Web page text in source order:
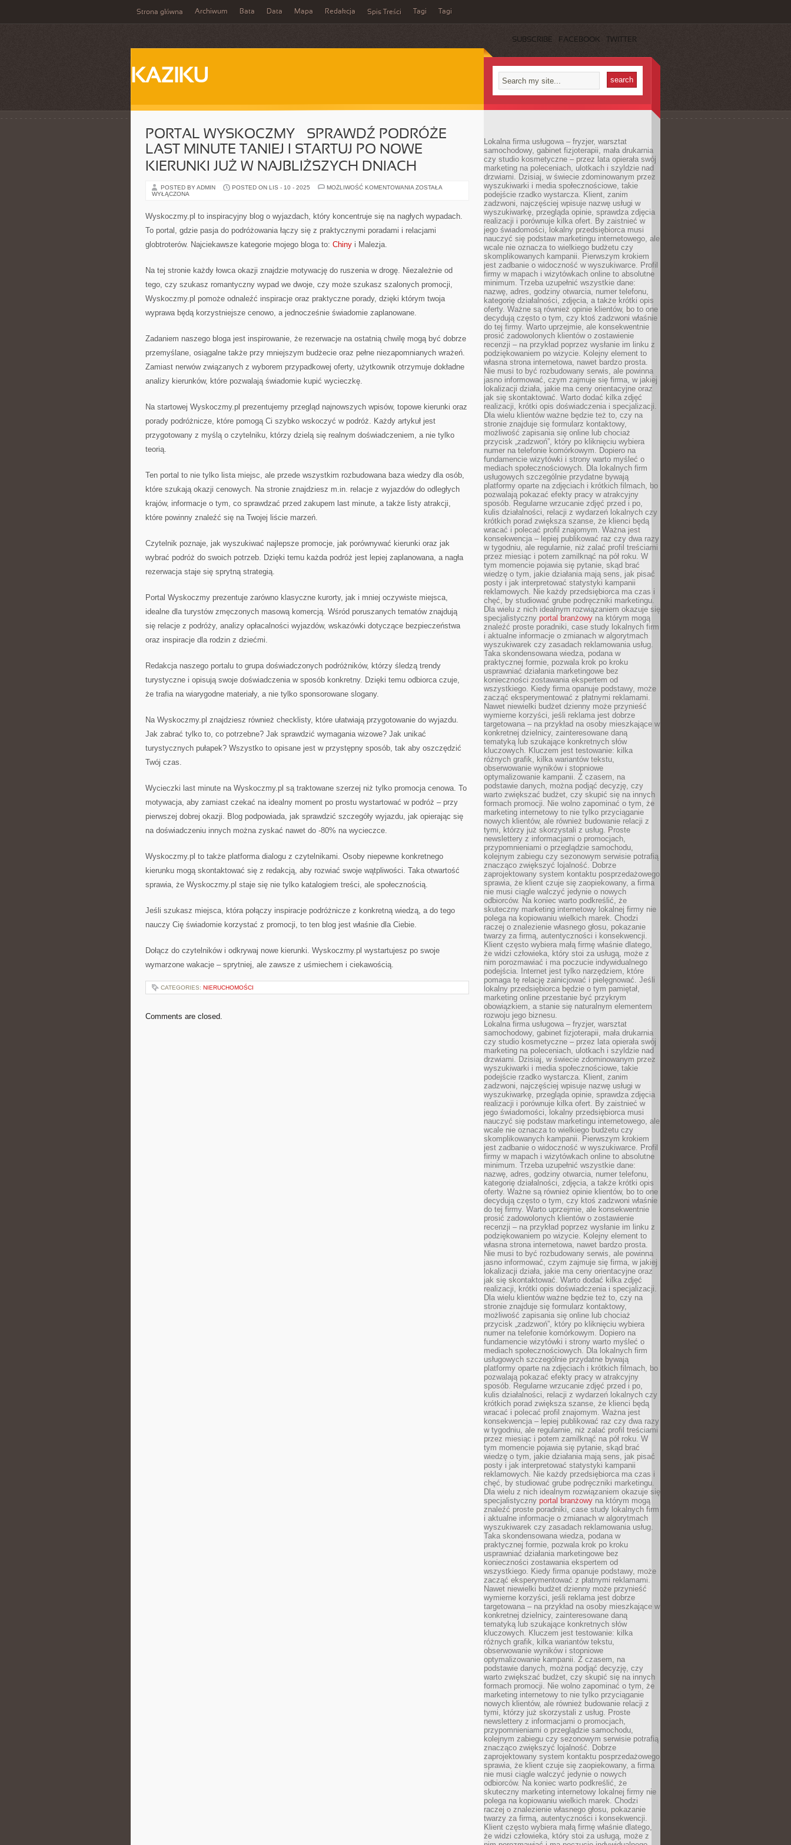
Strona główna Archiwum Bata Data Mapa Redakcja Spis Treści Tagi Tagi
SUBSCRIBE FACEBOOK TWITTER
KAZIKU
PORTAL WYSKOCZMY – SPRAWDŹ PODRÓŻE
LAST MINUTE TANIEJ I STARTUJ PO NOWE
KIERUNKI JUŻ W NAJBLIŻSZYCH DNIACH
POSTED BY ADMIN POSTED ON LIS - 10 - 2025 MOŻLIWOŚĆ KOMENTOWANIA PORTAL
PODRÓŻE
LAST
TANIEJ
JUŻ
NAJBLIŻSZYCH
DNIACH
ZOSTAŁA
WYŁĄCZONA
Wyskoczmy.pl to inspiracyjny blog o wyjazdach, który koncentruje się na nagłych wypadach.
To portal, gdzie pasja do podróżowania łączy się z praktycznymi poradami i relacjami
globtroterów. Najciekawsze kategorie mojego bloga to: Chiny i Malezja.
Na tej stronie każdy łowca okazji znajdzie motywację do ruszenia w drogę. Niezależnie od
tego, czy szukasz romantyczny wypad we dwoje, czy może szukasz szalonych promocji,
Wyskoczmy.pl pomoże odnaleźć inspiracje oraz praktyczne porady, dzięki którym twoja
wyprawa będą korzystniejsze cenowo, a jednocześnie świadomie zaplanowane.
Zadaniem naszego bloga jest inspirowanie, że rezerwacje na ostatnią chwilę mogą być dobrze
przemyślane, osiągalne także przy mniejszym budżecie oraz pełne niezapomnianych wrażeń.
Zamiast nerwów związanych z wyborem przypadkowej oferty, użytkownik otrzymuje dokładne
analizy kierunków, które pozwalają świadomie kupić wycieczkę.
Na startowej Wyskoczmy.pl prezentujemy przegląd najnowszych wpisów, topowe kierunki oraz
porady podróżnicze, które pomogą Ci szybko wskoczyć w podróż. Każdy artykuł jest
przygotowany z myślą o czytelniku, którzy dzielą się realnym doświadczeniem, a nie tylko
teorią.
Ten portal to nie tylko lista miejsc, ale przede wszystkim rozbudowana baza wiedzy dla osób,
które szukają okazji cenowych. Na stronie znajdziesz m.in. relacje z wyjazdów do odległych
krajów, informacje o tym, co sprawdzać przed zakupem last minute, a także listy atrakcji,
które powinny znaleźć się na Twojej liście marzeń.
Czytelnik poznaje, jak wyszukiwać najlepsze promocje, jak porównywać kierunki oraz jak
wybrać podróż do swoich potrzeb. Dzięki temu każda podróż jest lepiej zaplanowana, a nagła
rezerwacja staje się sprytną strategią.
Portal Wyskoczmy prezentuje zarówno klasyczne kurorty, jak i mniej oczywiste miejsca,
idealne dla turystów zmęczonych masową komercją. Wśród poruszanych tematów znajdują
się relacje z podróży, analizy opłacalności wyjazdów, wskazówki dotyczące bezpieczeństwa
oraz inspiracje dla rodzin z dziećmi.
Redakcja naszego portalu to grupa doświadczonych podróżników, którzy śledzą trendy
turystyczne i opisują swoje doświadczenia w sposób konkretny. Dzięki temu odbiorca czuje,
że trafia na wiarygodne materiały, a nie tylko sponsorowane slogany.
Na Wyskoczmy.pl znajdziesz również checklisty, które ułatwiają przygotowanie do wyjazdu.
Jak zabrać tylko to, co potrzebne? Jak sprawdzić wymagania wizowe? Jak unikać
turystycznych pułapek? Wszystko to opisane jest w przystępny sposób, tak aby oszczędzić
Twój czas.
Wycieczki last minute na Wyskoczmy.pl są traktowane szerzej niż tylko promocja cenowa. To
motywacja, aby zamiast czekać na idealny moment po prostu wystartować w podróż – przy
pierwszej dobrej okazji. Blog podpowiada, jak sprawdzić szczegóły wyjazdu, jak opierając się
na doświadczeniu innych można zyskać nawet do -80% na wycieczce.
Wyskoczmy.pl to także platforma dialogu z czytelnikami. Osoby niepewne konkretnego
kierunku mogą skontaktować się z redakcją, aby rozwiać swoje wątpliwości. Taka otwartość
sprawia, że Wyskoczmy.pl staje się nie tylko katalogiem treści, ale społecznością.
Jeśli szukasz miejsca, która połączy inspiracje podróżnicze z konkretną wiedzą, a do tego
nauczy Cię świadomie korzystać z promocji, to ten blog jest właśnie dla Ciebie.
Dołącz do czytelników i odkrywaj nowe kierunki. Wyskoczmy.pl wystartujesz po swoje
wymarzone wakacje – sprytniej, ale zawsze z uśmiechem i ciekawością.
CATEGORIES: NIERUCHOMOŚCI
Comments are closed.
Lokalna firma usługowa – fryzjer, warsztat
samochodowy, gabinet fizjoterapii, mała drukarnia
czy studio kosmetyczne – przez lata opierała swój
marketing na poleceniach, ulotkach i szyldzie nad
drzwiami. Dzisiaj, w świecie zdominowanym przez
wyszukiwarki i media społecznościowe, takie
podejście rzadko wystarcza. Klient, zanim
zadzwoni, najczęściej wpisuje nazwę usługi w
wyszukiwarkę, przegląda opinie, sprawdza zdjęcia
realizacji i porównuje kilka ofert. By zaistnieć w
jego świadomości, lokalny przedsiębiorca musi
nauczyć się podstaw marketingu internetowego, ale
wcale nie oznacza to wielkiego budżetu czy
skomplikowanych kampanii. Pierwszym krokiem
jest zadbanie o widoczność w wyszukiwarce. Profil
firmy w mapach i wizytówkach online to absolutne
minimum. Trzeba uzupełnić wszystkie dane:
nazwę, adres, godziny otwarcia, numer telefonu,
kategorię działalności, zdjęcia, a także krótki opis
oferty. Ważne są również opinie klientów, bo to one
decydują często o tym, czy ktoś zadzwoni właśnie
do tej firmy. Warto uprzejmie, ale konsekwentnie
prosić zadowolonych klientów o zostawienie
recenzji – na przykład poprzez wysłanie im linku z
podziękowaniem po wizycie. Kolejny element to
własna strona internetowa, nawet bardzo prosta.
Nie musi to być rozbudowany serwis, ale powinna
jasno informować, czym zajmuje się firma, w jakiej
lokalizacji działa, jakie ma ceny orientacyjne oraz
jak się skontaktować. Warto dodać kilka zdjęć
realizacji, krótki opis doświadczenia i specjalizacji.
Dla wielu klientów ważne będzie też to, czy na
stronie znajduje się formularz kontaktowy,
możliwość zapisania się online lub chociaż
przycisk „zadzwoń”, który po kliknięciu wybiera
numer na telefonie komórkowym. Dopiero na
fundamencie wizytówki i strony warto myśleć o
mediach społecznościowych. Dla lokalnych firm
usługowych szczególnie przydatne bywają
platformy oparte na zdjęciach i krótkich filmach, bo
pozwalają pokazać efekty pracy w atrakcyjny
sposób. Regularne wrzucanie zdjęć przed i po,
kulis działalności, relacji z wydarzeń lokalnych czy
krótkich porad zwiększa szanse, że klienci będą
wracać i polecać profil znajomym. Ważna jest
konsekwencja – lepiej publikować raz czy dwa razy
w tygodniu, ale regularnie, niż zalać profil treściami
przez miesiąc i potem zamilknąć na pół roku. W
tym momencie pojawia się pytanie, skąd brać
wiedzę o tym, jakie działania mają sens, jak pisać
posty i jak interpretować statystyki kampanii
reklamowych. Nie każdy przedsiębiorca ma czas i
chęć, by studiować grube podręczniki marketingu.
Dla wielu z nich idealnym rozwiązaniem okazuje się
specjalistyczny portal branżowy na którym mogą
znaleźć proste poradniki, case study lokalnych firm
i aktualne informacje o zmianach w algorytmach
wyszukiwarek czy zasadach reklamowania usług.
Taka skondensowana wiedza, podana w
praktycznej formie, pozwala krok po kroku
usprawniać działania marketingowe bez
konieczności zostawania ekspertem od
wszystkiego. Kiedy firma opanuje podstawy, może
zacząć eksperymentować z płatnymi reklamami.
Nawet niewielki budżet dzienny może przynieść
wymierne korzyści, jeśli reklama jest dobrze
targetowana – na przykład na osoby mieszkające w
konkretnej dzielnicy, zainteresowane daną
tematyką lub szukające konkretnych słów
kluczowych. Kluczem jest testowanie: kilka
różnych grafik, kilka wariantów tekstu,
obserwowanie wyników i stopniowe
optymalizowanie kampanii. Z czasem, na
podstawie danych, można podjąć decyzję, czy
warto zwiększać budżet, czy skupić się na innych
formach promocji. Nie wolno zapominać o tym, że
marketing internetowy to nie tylko przyciąganie
nowych klientów, ale również budowanie relacji z
tymi, którzy już skorzystali z usług. Proste
newslettery z informacjami o promocjach,
przypomnieniami o przeglądzie samochodu,
kolejnym zabiegu czy sezonowym serwisie potrafią
znacząco zwiększyć lojalność. Dobrze
zaprojektowany system kontaktu posprzedażowego
sprawia, że klient czuje się zaopiekowany, a firma
nie musi ciągle walczyć jedynie o nowych
odbiorców. Na koniec warto podkreślić, że
skuteczny marketing internetowy lokalnej firmy nie
polega na kopiowaniu wielkich marek. Chodzi
raczej o znalezienie własnego głosu, pokazanie
twarzy za firmą, autentyczności i konsekwencji.
Klient często wybiera małą firmę właśnie dlatego,
że widzi człowieka, który stoi za usługą, może z
nim porozmawiać i ma poczucie indywidualnego
podejścia. Internet jest tylko narzędziem, które
pomaga tę relację zainicjować i pielęgnować. Jeśli
lokalny przedsiębiorca będzie o tym pamiętał,
marketing online przestanie być przykrym
obowiązkiem, a stanie się naturalnym elementem
rozwoju jego biznesu.
Lokalna firma usługowa – fryzjer, warsztat
samochodowy, gabinet fizjoterapii, mała drukarnia
czy studio kosmetyczne – przez lata opierała swój
marketing na poleceniach, ulotkach i szyldzie nad
drzwiami. Dzisiaj, w świecie zdominowanym przez
wyszukiwarki i media społecznościowe, takie
podejście rzadko wystarcza. Klient, zanim
zadzwoni, najczęściej wpisuje nazwę usługi w
wyszukiwarkę, przegląda opinie, sprawdza zdjęcia
realizacji i porównuje kilka ofert. By zaistnieć w
jego świadomości, lokalny przedsiębiorca musi
nauczyć się podstaw marketingu internetowego, ale
wcale nie oznacza to wielkiego budżetu czy
skomplikowanych kampanii. Pierwszym krokiem
jest zadbanie o widoczność w wyszukiwarce. Profil
firmy w mapach i wizytówkach online to absolutne
minimum. Trzeba uzupełnić wszystkie dane:
nazwę, adres, godziny otwarcia, numer telefonu,
kategorię działalności, zdjęcia, a także krótki opis
oferty. Ważne są również opinie klientów, bo to one
decydują często o tym, czy ktoś zadzwoni właśnie
do tej firmy. Warto uprzejmie, ale konsekwentnie
prosić zadowolonych klientów o zostawienie
recenzji – na przykład poprzez wysłanie im linku z
podziękowaniem po wizycie. Kolejny element to
własna strona internetowa, nawet bardzo prosta.
Nie musi to być rozbudowany serwis, ale powinna
jasno informować, czym zajmuje się firma, w jakiej
lokalizacji działa, jakie ma ceny orientacyjne oraz
jak się skontaktować. Warto dodać kilka zdjęć
realizacji, krótki opis doświadczenia i specjalizacji.
Dla wielu klientów ważne będzie też to, czy na
stronie znajduje się formularz kontaktowy,
możliwość zapisania się online lub chociaż
przycisk „zadzwoń”, który po kliknięciu wybiera
numer na telefonie komórkowym. Dopiero na
fundamencie wizytówki i strony warto myśleć o
mediach społecznościowych. Dla lokalnych firm
usługowych szczególnie przydatne bywają
platformy oparte na zdjęciach i krótkich filmach, bo
pozwalają pokazać efekty pracy w atrakcyjny
sposób. Regularne wrzucanie zdjęć przed i po,
kulis działalności, relacji z wydarzeń lokalnych czy
krótkich porad zwiększa szanse, że klienci będą
wracać i polecać profil znajomym. Ważna jest
konsekwencja – lepiej publikować raz czy dwa razy
w tygodniu, ale regularnie, niż zalać profil treściami
przez miesiąc i potem zamilknąć na pół roku. W
tym momencie pojawia się pytanie, skąd brać
wiedzę o tym, jakie działania mają sens, jak pisać
posty i jak interpretować statystyki kampanii
reklamowych. Nie każdy przedsiębiorca ma czas i
chęć, by studiować grube podręczniki marketingu.
Dla wielu z nich idealnym rozwiązaniem okazuje się
specjalistyczny portal branżowy na którym mogą
znaleźć proste poradniki, case study lokalnych firm
i aktualne informacje o zmianach w algorytmach
wyszukiwarek czy zasadach reklamowania usług.
Taka skondensowana wiedza, podana w
praktycznej formie, pozwala krok po kroku
usprawniać działania marketingowe bez
konieczności zostawania ekspertem od
wszystkiego. Kiedy firma opanuje podstawy, może
zacząć eksperymentować z płatnymi reklamami.
Nawet niewielki budżet dzienny może przynieść
wymierne korzyści, jeśli reklama jest dobrze
targetowana – na przykład na osoby mieszkające w
konkretnej dzielnicy, zainteresowane daną
tematyką lub szukające konkretnych słów
kluczowych. Kluczem jest testowanie: kilka
różnych grafik, kilka wariantów tekstu,
obserwowanie wyników i stopniowe
optymalizowanie kampanii. Z czasem, na
podstawie danych, można podjąć decyzję, czy
warto zwiększać budżet, czy skupić się na innych
formach promocji. Nie wolno zapominać o tym, że
marketing internetowy to nie tylko przyciąganie
nowych klientów, ale również budowanie relacji z
tymi, którzy już skorzystali z usług. Proste
newslettery z informacjami o promocjach,
przypomnieniami o przeglądzie samochodu,
kolejnym zabiegu czy sezonowym serwisie potrafią
znacząco zwiększyć lojalność. Dobrze
zaprojektowany system kontaktu posprzedażowego
sprawia, że klient czuje się zaopiekowany, a firma
nie musi ciągle walczyć jedynie o nowych
odbiorców. Na koniec warto podkreślić, że
skuteczny marketing internetowy lokalnej firmy nie
polega na kopiowaniu wielkich marek. Chodzi
raczej o znalezienie własnego głosu, pokazanie
twarzy za firmą, autentyczności i konsekwencji.
Klient często wybiera małą firmę właśnie dlatego,
że widzi człowieka, który stoi za usługą, może z